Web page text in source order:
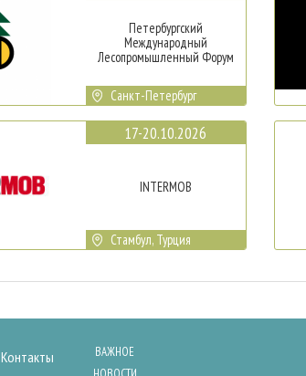
Петербургский
Международный
Лесопромышленный Форум
Санкт-Петербург
17-20.10.2026
INTERMOB
Стамбул, Турция
Контакты
ВАЖНОЕ